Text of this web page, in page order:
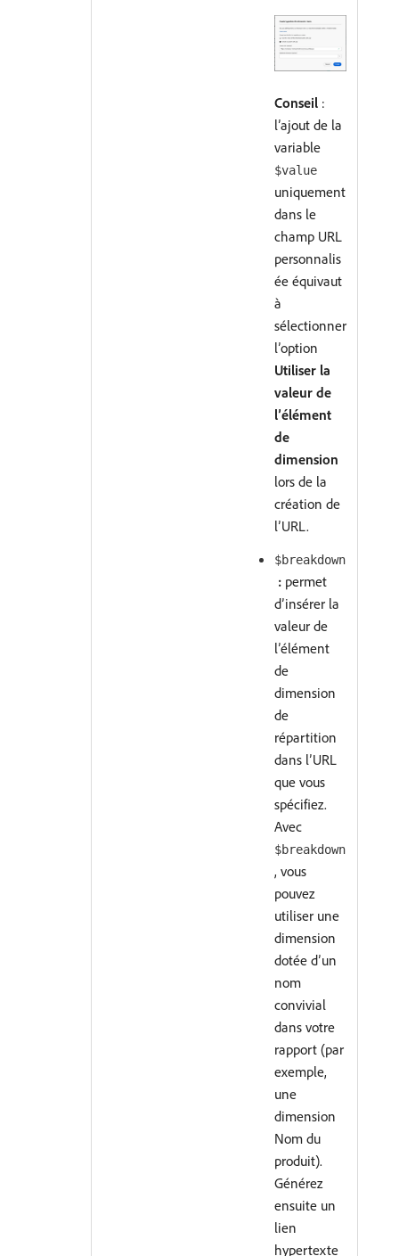
Conseil :
l’ajout de la
variable
$value
uniquement
dans le
champ URL
personnalis
ée équivaut
à
sélectionner
l’option
Utiliser la
valeur de
l’élément
de
dimension
lors de la
création de
l’URL.
$breakdown
: permet
d’insérer la
valeur de
l’élément
de
dimension
de
répartition
dans l’URL
que vous
spécifiez.
Avec
$breakdown
, vous
pouvez
utiliser une
dimension
dotée d’un
nom
convivial
dans votre
rapport (par
exemple,
une
dimension
Nom du
produit).
Générez
ensuite un
lien
hypertexte